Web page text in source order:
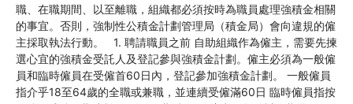
職、在職期間、以至離職，組織都必須按時為職員處理強積金相關
的事宜。否則，強制性公積金計劃管理局（積金局）會向違規的僱
主採取執法行動。 1. 聘請職員之前 自助組織作為僱主，需要先揀
選心宜的強積金受託人及登記參與強積金計劃。僱主必須為一般僱
員和臨時僱員在受僱首60日內，登記參加強積金計劃。 一般僱員
指介乎18至64歲的全職或兼職，並連續受僱滿60日 臨時僱員指按